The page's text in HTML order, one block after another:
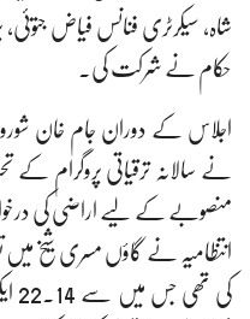
شاہ، سیکرٹری فنانس فیاض
حکام نے شرکت کی۔
اجلاس کے دوران جام خان شورو
نے سالانہ ترقیاتی پروگرام کے
منصوبے کے لیے اراضی کی